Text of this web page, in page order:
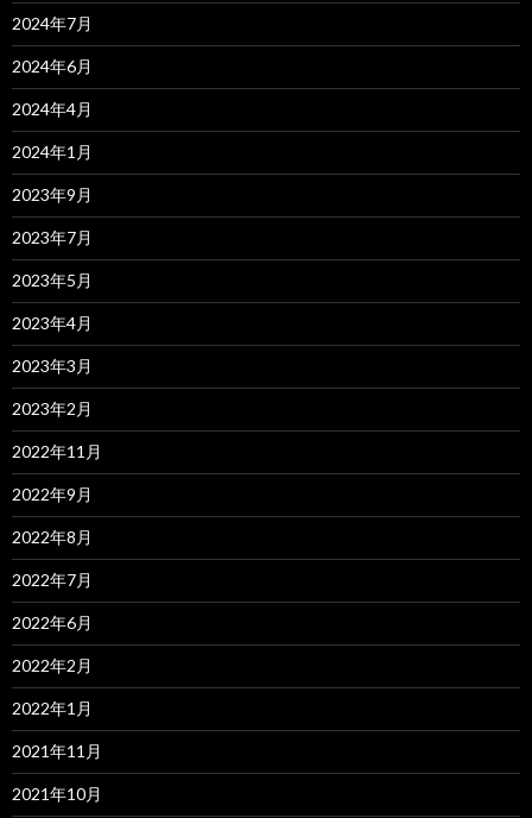
2024年7月
2024年6月
2024年4月
2024年1月
2023年9月
2023年7月
2023年5月
2023年4月
2023年3月
2023年2月
2022年11月
2022年9月
2022年8月
2022年7月
2022年6月
2022年2月
2022年1月
2021年11月
2021年10月